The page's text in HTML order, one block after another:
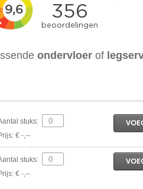
ondervloer of
stuks:
€ -,--
stuks:
€ -,--